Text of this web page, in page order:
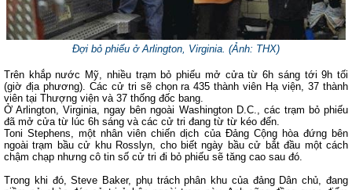
Đợi bỏ phiếu ở Arlington, Virginia. (Ảnh: THX)
Trên khắp nước Mỹ, nhiều trạm bỏ phiếu mở cửa từ 6h sáng tới 9h tối
(giờ địa phương). Các cử tri sẽ chọn ra 435 thành viên Hạ viện, 37 thành
viên tại Thượng viện và 37 thống đốc bang.
Ở Arlington, Virginia, ngay bên ngoài Washington D.C., các trạm bỏ phiếu
đã mở cửa từ lúc 6h sáng và các cử tri đang từ từ kéo đến.
Toni Stephens, một nhân viên chiến dịch của Đảng Cộng hòa đứng bên
ngoài trạm bầu cử khu Rosslyn, cho biết ngày bầu cử bắt đầu một cách
chậm chạp nhưng cô tin số cử tri đi bỏ phiếu sẽ tăng cao sau đó.
Trong khi đó, Steve Baker, phụ trách phân khu của đảng Dân chủ, đang